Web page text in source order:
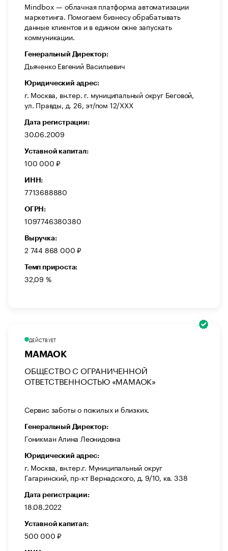
Mindbox — облачная платформа автоматизации
маркетинга. Помогаем бизнесу обрабатывать
данные клиентов и в едином окне запускать
коммуникации.
Генеральный Директор:
Дьяченко Евгений Васильевич
Юридический адрес:
г. Москва, вн.тер. г. муниципальный округ Беговой,
ул. Правды, д. 26, эт/пом 12/XXX
Дата регистрации:
30.06.2009
Уставной капитал:
100 000 ₽
ИНН:
7713688880
ОГРН:
1097746380380
Выручка:
2 744 868 000 ₽
Темп прироста:
32,09 %
ДЕЙСТВУЕТ
МАМАОК
ОБЩЕСТВО С ОГРАНИЧЕННОЙ
ОТВЕТСТВЕННОСТЬЮ «МАМАОК»
Сервис заботы о пожилых и близких.
Генеральный Директор:
Гоникман Алина Леонидовна
Юридический адрес:
г. Москва, вн.тер.г. Муниципальный округ
Гагаринский, пр-кт Вернадского, д. 9/10, кв. 338
Дата регистрации:
18.08.2022
Уставной капитал:
500 000 ₽